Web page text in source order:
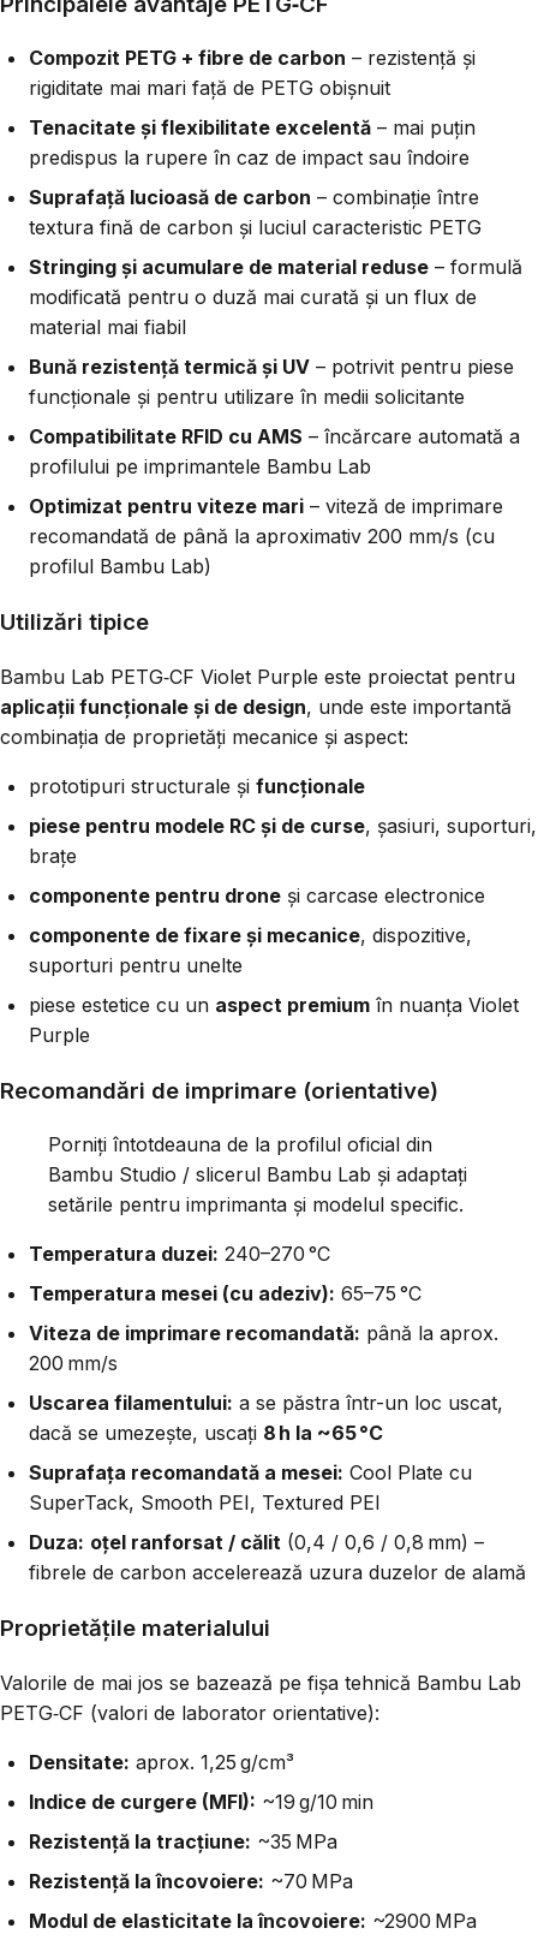
Compozit PETG + fibre de carbon – rezistență și
rigiditate mai mari față de PETG obișnuit
Tenacitate și flexibilitate excelentă – mai puțin
predispus la rupere în caz de impact sau îndoire
Suprafață lucioasă de carbon – combinație între
textura fină de carbon și luciul caracteristic PETG
Stringing și acumulare de material reduse – formulă
modificată pentru o duză mai curată și un flux de
material mai fiabil
Bună rezistență termică și UV – potrivit pentru piese
funcționale și pentru utilizare în medii solicitante
Compatibilitate RFID cu AMS – încărcare automată a
profilului pe imprimantele Bambu Lab
Optimizat pentru viteze mari – viteză de imprimare
recomandată de până la aproximativ 200 mm/s (cu
profilul Bambu Lab)
Utilizări tipice
Bambu Lab PETG‑CF Violet Purple este proiectat pentru
aplicații funcționale și de design, unde este importantă
combinația de proprietăți mecanice și aspect:
prototipuri structurale și funcționale
piese pentru modele RC și de curse, șasiuri, suporturi,
brațe
componente pentru drone și carcase electronice
componente de fixare și mecanice, dispozitive,
suporturi pentru unelte
piese estetice cu un aspect premium în nuanța Violet
Purple
Recomandări de imprimare (orientative)
Porniți întotdeauna de la profilul oficial din
Bambu Studio / slicerul Bambu Lab și adaptați
setările pentru imprimanta și modelul specific.
Temperatura duzei: 240–270 °C
Temperatura mesei (cu adeziv): 65–75 °C
Viteza de imprimare recomandată: până la aprox.
200 mm/s
Uscarea filamentului: a se păstra într-un loc uscat,
dacă se umezește, uscați 8 h la ~65 °C
Suprafața recomandată a mesei: Cool Plate cu
SuperTack, Smooth PEI, Textured PEI
Duza: oțel ranforsat / călit (0,4 / 0,6 / 0,8 mm) –
fibrele de carbon accelerează uzura duzelor de alamă
Proprietățile materialului
Valorile de mai jos se bazează pe fișa tehnică Bambu Lab
PETG‑CF (valori de laborator orientative):
Densitate: aprox. 1,25 g/cm³
Indice de curgere (MFI): ~19 g/10 min
Rezistență la tracțiune: ~35 MPa
Rezistență la încovoiere: ~70 MPa
Modul de elasticitate la încovoiere: ~2900 MPa